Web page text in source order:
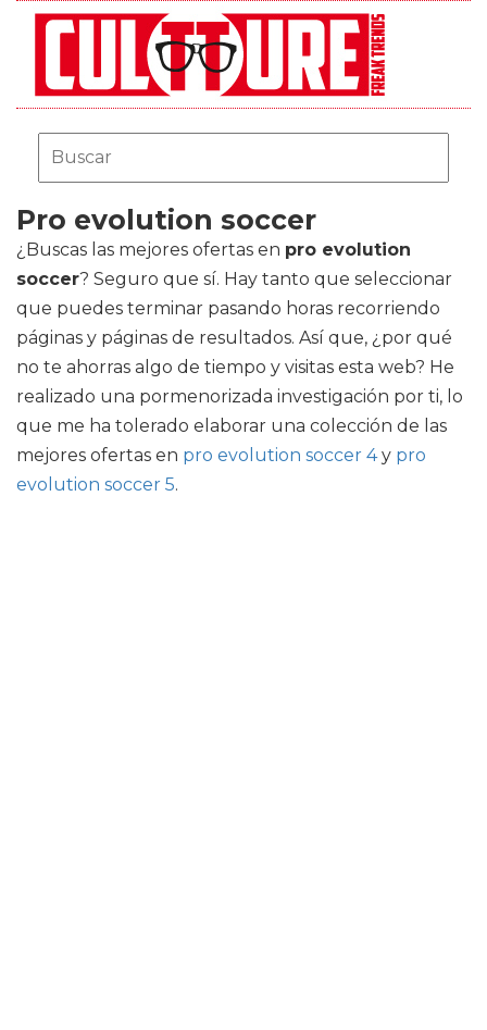
Pro evolution soccer
¿Buscas las mejores ofertas en pro evolution
soccer? Seguro que sí. Hay tanto que seleccionar
que puedes terminar pasando horas recorriendo
páginas y páginas de resultados. Así que, ¿por qué
no te ahorras algo de tiempo y visitas esta web? He
realizado una pormenorizada investigación por ti, lo
que me ha tolerado elaborar una colección de las
mejores ofertas en pro evolution soccer 4y pro
evolution soccer 5.